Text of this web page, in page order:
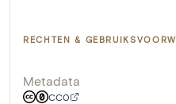
RECHTEN &
Metadata
CC0